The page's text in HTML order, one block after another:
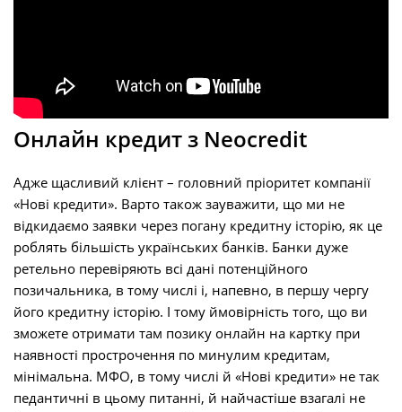
Онлайн кредит з Neocredit
Адже щасливий клієнт – головний пріоритет компанії
«Нові кредити». Варто також зауважити, що ми не
відкидаємо заявки через погану кредитну історію, як це
роблять більшість українських банків. Банки дуже
ретельно перевіряють всі дані потенційного
позичальника, в тому числі і, напевно, в першу чергу
його кредитну історію. І тому ймовірність того, що ви
зможете отримати там позику онлайн на картку при
наявності прострочення по минулим кредитам,
мінімальна. МФО, в тому числі й «Нові кредити» не так
педантичні в цьому питанні, й найчастіше взагалі не